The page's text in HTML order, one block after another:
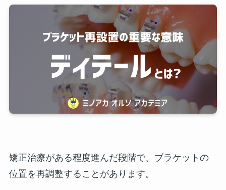
矯正治療がある程度進んだ段階で、ブラケットの
位置を再調整することがあります。